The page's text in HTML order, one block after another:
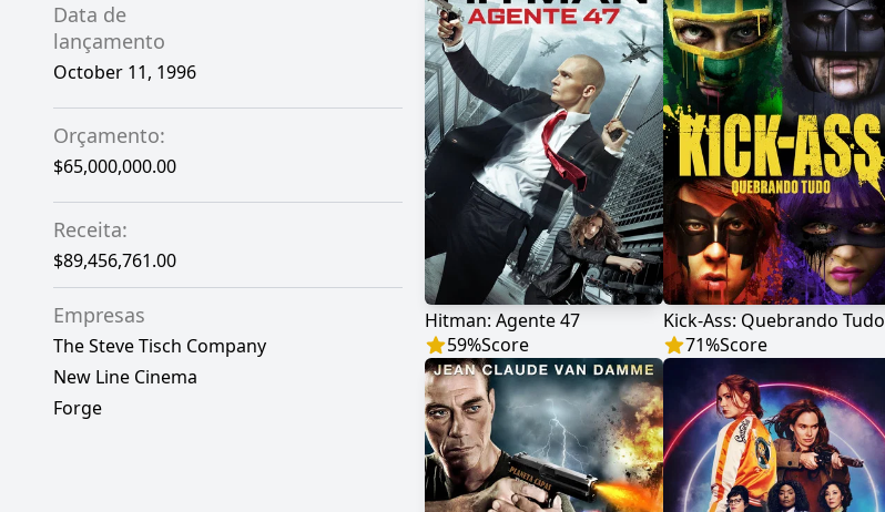
Data de
lançamento
October 11, 1996
Orçamento:
$65,000,000.00
Receita:
$89,456,761.00
Empresas
The Steve Tisch Company
New Line Cinema
Forge
Hitman: Agente 47
59%Score
Kick-Ass: Quebrando Tudo
71%Score